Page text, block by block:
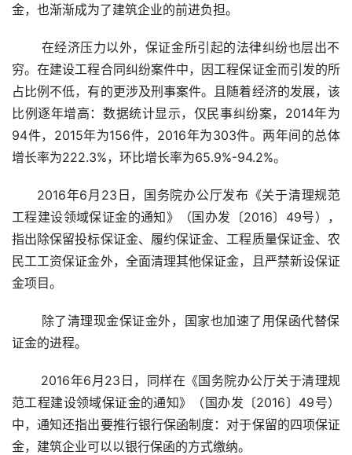
金，也渐渐成为了建筑企业的前进负担。
穷。在建设工程合同纠纷案件中，因工程保证金而引发的所
占比例不低，有的更涉及刑事案件。且随着经济的发展，该
比例逐年增高：数据统计显示，仅民事纠纷案，2014年为
94件，2015年为156件，2016年为303件。两年间的总体
增长率为222.3%，环比增长率为65.9%-94.2%。
2016年6月23日，国务院办公厅发布《关于清理规范
工程建设领域保证金的通知》（国办发〔2016〕49号），
指出除保留投标保证金、履约保证金、工程质量保证金、农
民工工资保证金外，全面清理其他保证金，且严禁新设保证
金项目。
证金的进程。
范工程建设领域保证金的通知》（国办发〔2016〕49号）
中，通知还指出要推行银行保函制度：对于保留的四项保证
金，建筑企业可以以银行保函的方式缴纳。